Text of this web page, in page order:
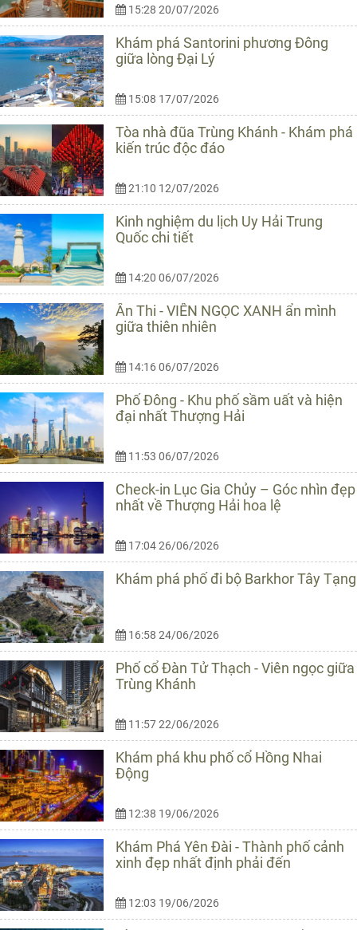
15:28 20/07/2026
Khám phá Santorini phương Đông
giữa lòng Đại Lý
15:08 17/07/2026
Tòa nhà đũa Trùng Khánh - Khám phá
kiến trúc độc đáo
21:10 12/07/2026
Kinh nghiệm du lịch Uy Hải Trung
Quốc chi tiết
14:20 06/07/2026
Ân Thi - VIÊN NGỌC XANH ẩn mình
giữa thiên nhiên
14:16 06/07/2026
Phố Đông - Khu phố sầm uất và hiện
đại nhất Thượng Hải
11:53 06/07/2026
Check-in Lục Gia Chủy – Góc nhìn đẹp
nhất về Thượng Hải hoa lệ
17:04 26/06/2026
Khám phá phố đi bộ Barkhor Tây Tạng
16:58 24/06/2026
Phố cổ Đàn Tử Thạch - Viên ngọc giữa
Trùng Khánh
11:57 22/06/2026
Khám phá khu phố cổ Hồng Nhai
Động
12:38 19/06/2026
Khám Phá Yên Đài - Thành phố cảnh
xinh đẹp nhất định phải đến
12:03 19/06/2026